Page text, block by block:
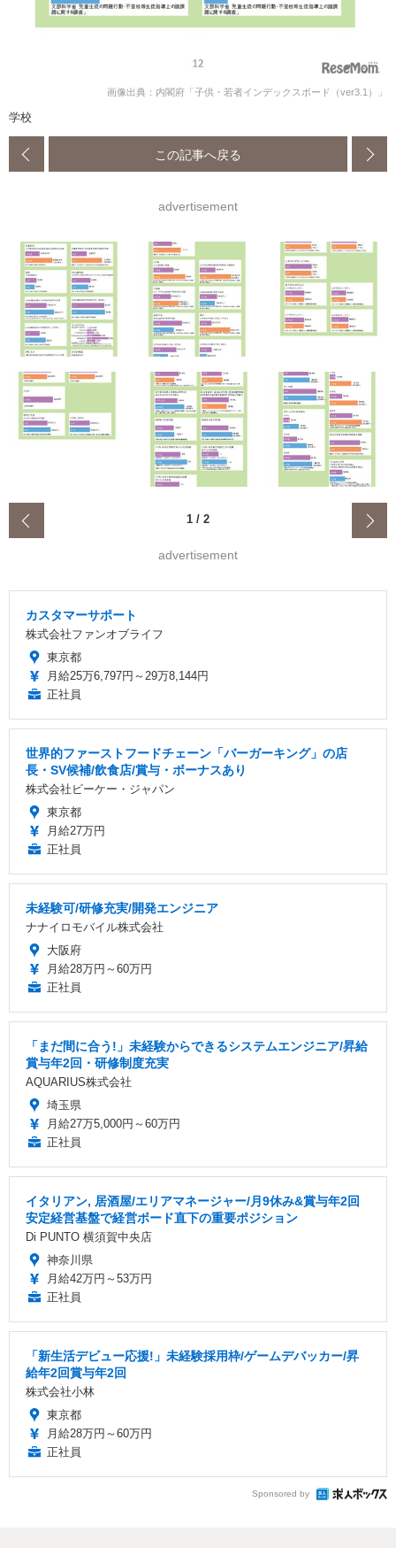
画像出典：内閣府「子供・若者インデックスボード（ver3.1）」
学校
この記事へ戻る
advertisement
1 / 2
advertisement
カスタマーサポート
株式会社ファンオブライフ
東京都
月給25万6,797円～29万8,144円
正社員
世界的ファーストフードチェーン「バーガーキング」の店
長・SV候補/飲食店/賞与・ボーナスあり
株式会社ビーケー・ジャパン
東京都
月給27万円
正社員
未経験可/研修充実/開発エンジニア
ナナイロモバイル株式会社
大阪府
月給28万円～60万円
正社員
「まだ間に合う!」未経験からできるシステムエンジニア/昇給
賞与年2回・研修制度充実
AQUARIUS株式会社
埼玉県
月給27万5,000円～60万円
正社員
イタリアン, 居酒屋/エリアマネージャー/月9休み&賞与年2回
安定経営基盤で経営ボード直下の重要ポジション
Di PUNTO 横須賀中央店
神奈川県
月給42万円～53万円
正社員
「新生活デビュー応援!」未経験採用枠/ゲームデバッカー/昇
給年2回賞与年2回
株式会社小林
東京都
月給28万円～60万円
正社員
Sponsored by